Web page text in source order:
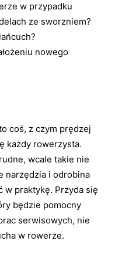
w przypadku
ze sworzniem?
nowego
coś, z czym prędzej
każdy rowerzysta.
wcale takie nie
narzędzia i odrobina
w praktykę. Przyda się
będzie pomocny
serwisowych, nie
w rowerze.